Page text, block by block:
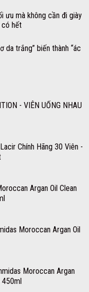
ưu mà không cần đi giày
có hết
da trắng” biến thành “ác
- VIÊN UỐNG NHAU
Chính Hãng 30 Viên -
Argan Oil Clean
Moroccan Argan Oil
Moroccan Argan
450ml